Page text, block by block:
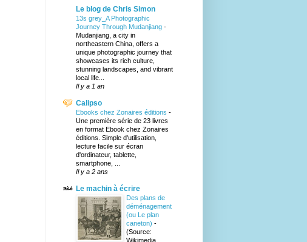
Le blog de Chris Simon
13s grey_A Photographic
Journey Through Mudanjiang -
Mudanjiang, a city in
northeastern China, offers a
unique photographic journey that
showcases its rich culture,
stunning landscapes, and vibrant
local life...
Il y a 1 an
Calipso
Ebooks chez Zonaires éditions -
Une première série de 23 livres
en format Ebook chez Zonaires
éditions. Simple d'utilisation,
lecture facile sur écran
d'ordinateur, tablette,
smartphone, ...
Il y a 2 ans
Le machin à écrire
Des plans de
déménagement
(ou Le plan
caneton) -
(Source:
Wikimedia